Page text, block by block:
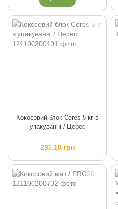
Кокосовий блок Ceres 5 кг в
упакуванні / Церес
283.10 грн